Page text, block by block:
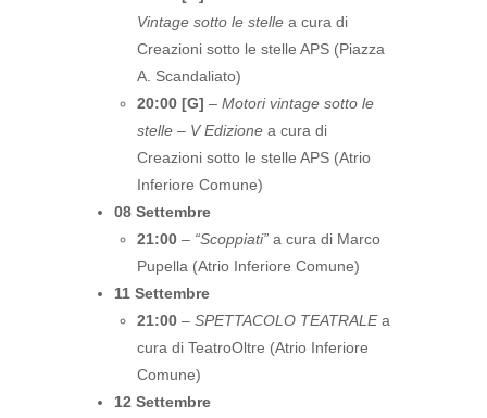
Vintage sotto le stelle a cura di
Creazioni sotto le stelle APS (Piazza
A. Scandaliato)
20:00 [G] – Motori vintage sotto le
stelle – V Edizione a cura di
Creazioni sotto le stelle APS (Atrio
Inferiore Comune)
08 Settembre
21:00 – “Scoppiati” a cura di Marco
Pupella (Atrio Inferiore Comune)
11 Settembre
21:00 – SPETTACOLO TEATRALEa
cura di TeatroOltre (Atrio Inferiore
Comune)
12 Settembre